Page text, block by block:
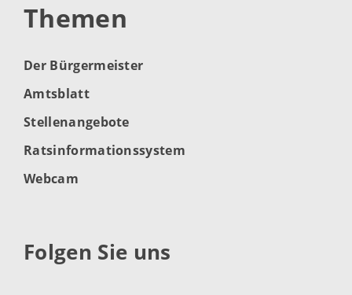
Themen
Der Bürgermeister
Amtsblatt
Stellenangebote
Ratsinformationssystem
Webcam
Folgen Sie uns